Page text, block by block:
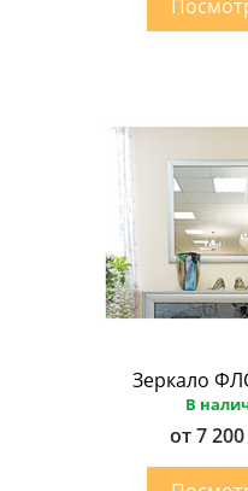
Зеркало
В
от 7